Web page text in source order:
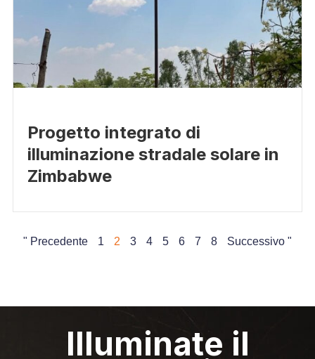
Progetto integrato di
illuminazione stradale solare in
Zimbabwe
" Precedente 1 2 3 4 5 6 7 8 Successivo "
Illuminate il